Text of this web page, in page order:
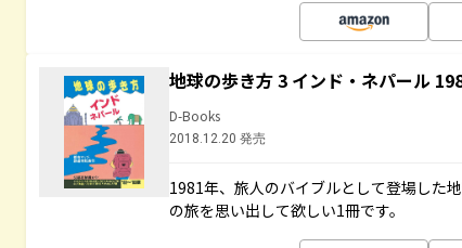
地球の歩き方 3 インド・ネパール
D-Books
2018.12.20 発売
1981年、旅人のバイブルとして登場し
の旅を思い出して欲しい1冊です。